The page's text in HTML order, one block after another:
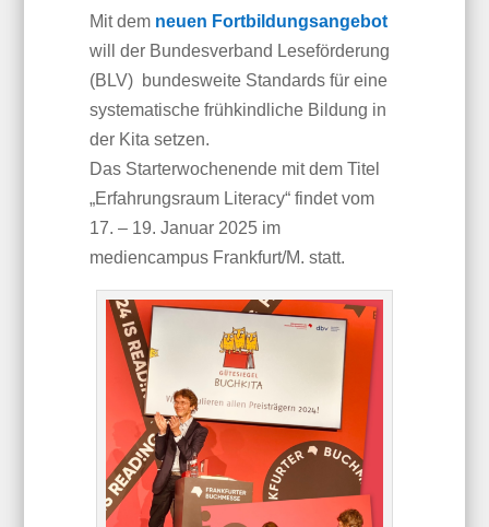
Mit dem neuen Fortbildungsangebot
will der Bundesverband Leseförderung
(BLV) bundesweite Standards für eine
systematische frühkindliche Bildung in
der Kita setzen.
Das Starterwochenende mit dem Titel
„Erfahrungsraum Literacy“ findet vom
17. – 19. Januar 2025 im
mediencampus Frankfurt/M. statt.